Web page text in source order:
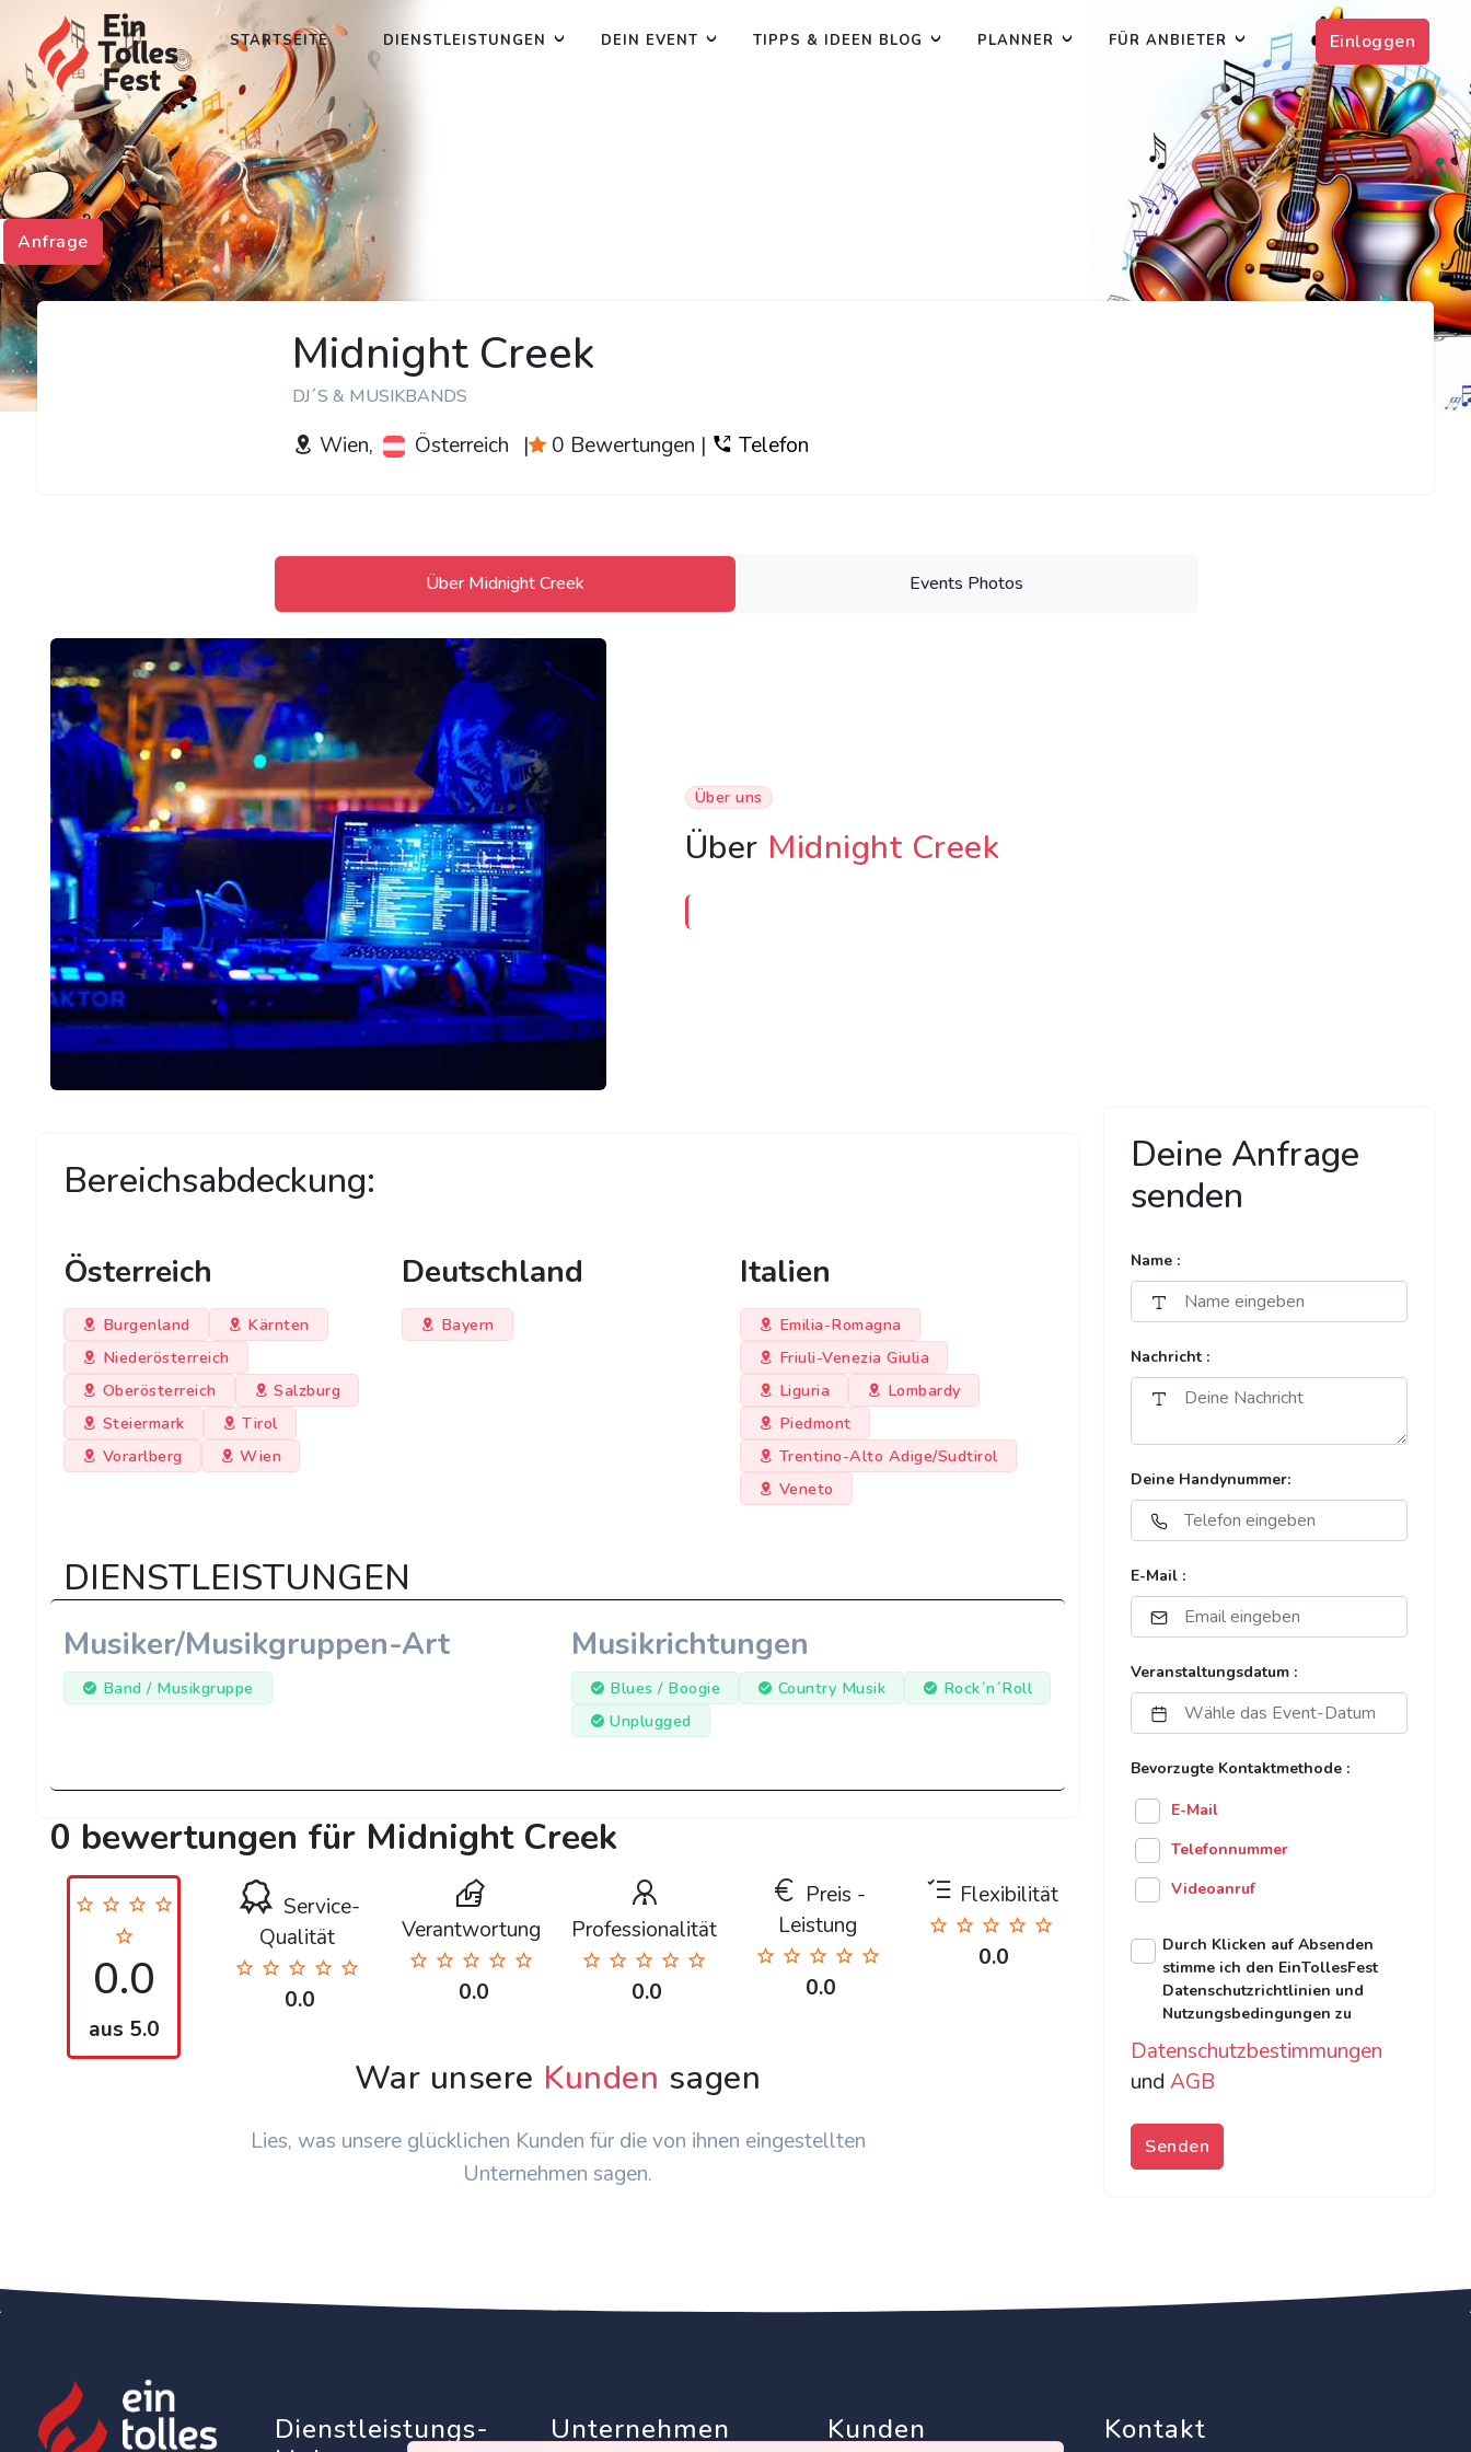
Einloggen
STARTSEITE DIENSTLEISTUNGEN DEIN EVENT TIPPS & IDEEN BLOG PLANNER FÜR ANBIETER
Midnight Creek
DJ´S & MUSIKBANDS
Wien, Österreich | 0 Bewertungen | Telefon
Über Midnight Creek Events Photos
Über uns
Über Midnight Creek
Bereichsabdeckung:
Österreich
Burgenland
Kärnten
Niederösterreich
Oberösterreich
Salzburg
Steiermark
Tirol
Vorarlberg
Wien
Deutschland
Bayern
Italien
Emilia-Romagna
Friuli-Venezia Giulia
Liguria
Lombardy
Piedmont
Trentino-Alto Adige/Sudtirol
Veneto
DIENSTLEISTUNGEN
Musiker/Musikgruppen-Art
Band / Musikgruppe
Musikrichtungen
Blues / Boogie Country Musik
Rock´n´Roll
Unplugged
0 bewertungen für Midnight Creek
0.0
aus 5.0
Service-
Qualität
0.0
Verantwortung
0.0
Professionalität
0.0
Preis -
Leistung
0.0
Flexibilität
0.0
War unsere Kunden sagen
Lies, was unsere glücklichen Kunden für die von ihnen eingestellten
Unternehmen sagen.
Deine Anfrage
senden
Name :
Nachricht :
Deine Handynummer:
E-Mail :
Veranstaltungsdatum :
Bevorzugte Kontaktmethode :
E-Mail
Telefonnummer
Videoanruf
Durch Klicken auf Absenden
stimme ich den EinTollesFest
Datenschutzrichtlinien und
Nutzungsbedingungen zu
Datenschutzbestimmungen
und AGB
Senden
Anfrage
Dienstleistungs-
Unternehmen Kunden Kontakt